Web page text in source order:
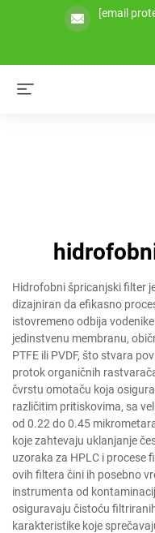
[email
Hidrofobni špricanjski filter
dizajniran da efikasno
istovremeno odbija
jedinstvenu membranu,
PTFE ili PVDF, što stvara
protok organičnih
čvrstu omotaču koja
različitim pritiskovima, sa
od 0.22 do 0.45
koje zahtevaju uklanjanje
uzoraka za HPLC i procese
ovih filtera čini ih posebno
instrumenta od
osiguravaju čistoću
karakteristike koje